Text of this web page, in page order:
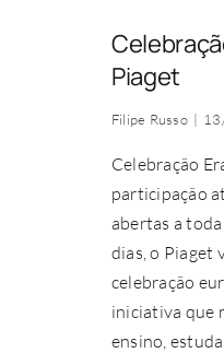
Piaget
Filipe Russo |
Celebração
participação
abertas a
dias, o Piaget
celebração
iniciativa que
ensino,